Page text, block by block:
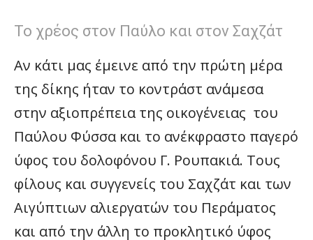
Το χρέος στον Παύλο και στον Σαχζάτ
Αν κάτι μας έμεινε από την πρώτη μέρα
της δίκης ήταν το κοντράστ ανάμεσα
στην αξιοπρέπεια της οικογένειας του
Παύλου Φύσσα και το ανέκφραστο παγερό
ύφος του δολοφόνου Γ. Ρουπακιά. Τους
φίλους και συγγενείς του Σαχζάτ και των
Αιγύπτιων αλιεργατών του Περάματος
και από την άλλη το προκλητικό ύφος